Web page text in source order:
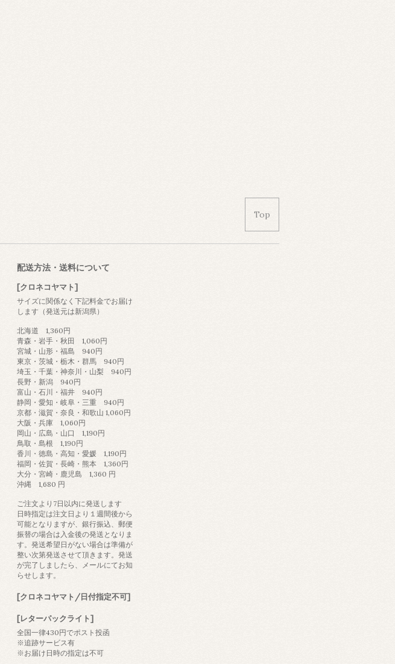
Top
配送方法・送料について
[クロネコヤマト]
サイズに関係なく下記料金でお届け
します（発送元は新潟県）
北海道 1,360円
青森・岩手・秋田 1,060円
宮城・山形・福島 940円
東京・茨城・栃木・群馬 940円
埼玉・千葉・神奈川・山梨 940円
長野・新潟 940円
富山・石川・福井 940円
静岡・愛知・岐阜・三重 940円
京都・滋賀・奈良・和歌山 1,060円
大阪・兵庫 1,060円
岡山・広島・山口 1,190円
鳥取・島根 1,190円
香川・徳島・高知・愛媛 1,190円
福岡・佐賀・長崎・熊本 1,360円
大分・宮崎・鹿児島 1,360 円
沖縄 1,680 円
ご注文より7日以内に発送します
日時指定は注文日より１週間後から
可能となりますが、銀行振込、郵便
振替の場合は入金後の発送となりま
す。発送希望日がない場合は準備が
整い次第発送させて頂きます。発送
が完了しましたら、メールにてお知
らせします。
[クロネコヤマト/日付指定不可]
[レターパックライト]
全国一律430円でポスト投函
※追跡サービス有
※お届け日時の指定は不可